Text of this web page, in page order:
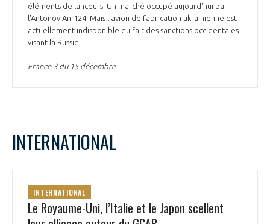
éléments de lanceurs. Un marché occupé aujourd'hui par
l'Antonov An-124. Mais l'avion de fabrication ukrainienne est
actuellement indisponible du fait des sanctions occidentales
visant la Russie.
France 3 du 15 décembre
INTERNATIONAL
INTERNATIONAL
Le Royaume-Uni, l’Italie et le Japon scellent